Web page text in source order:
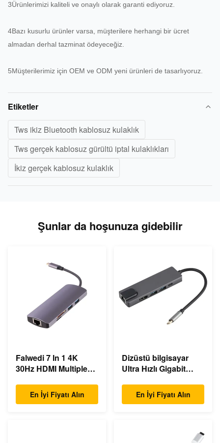
3Ürünlerimizi kaliteli ve onaylı olarak garanti ediyoruz.
4Bazı kusurlu ürünler varsa, müşterilere herhangi bir ücret
almadan derhal tazminat ödeyeceğiz.
5Müşterilerimiz için OEM ve ODM yeni ürünleri de tasarlıyoruz.
Etiketler
Tws ikiz Bluetooth kablosuz kulaklık
Tws gerçek kablosuz gürültü iptal kulaklıkları
İkiz gerçek kablosuz kulaklık
Şunlar da hoşunuza gidebilir
Falwedi 7 In 1 4K
30Hz HDMI Multiple
En İyi Fiyatı Alın
Dizüstü bilgisayar
Ultra Hızlı Gigabit
Doklama İstasyonu
En İyi Fiyatı Alın